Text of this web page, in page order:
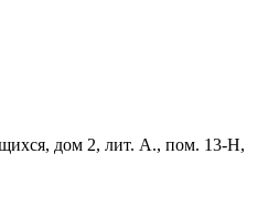
дом 2, лит. А., пом. 13-Н,